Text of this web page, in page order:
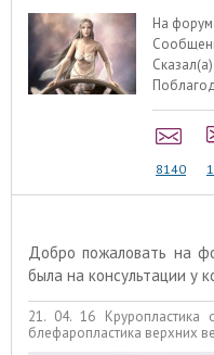
На
8140
Добро пожаловать на
была на консультации у
21. 04. 16
блефаропластика верхних